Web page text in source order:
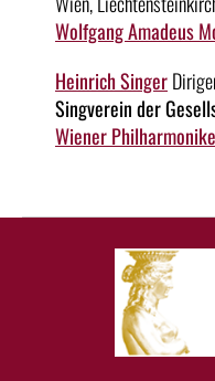
Wolfgang Amadeus
Heinrich Singer
Singverein der
Wiener